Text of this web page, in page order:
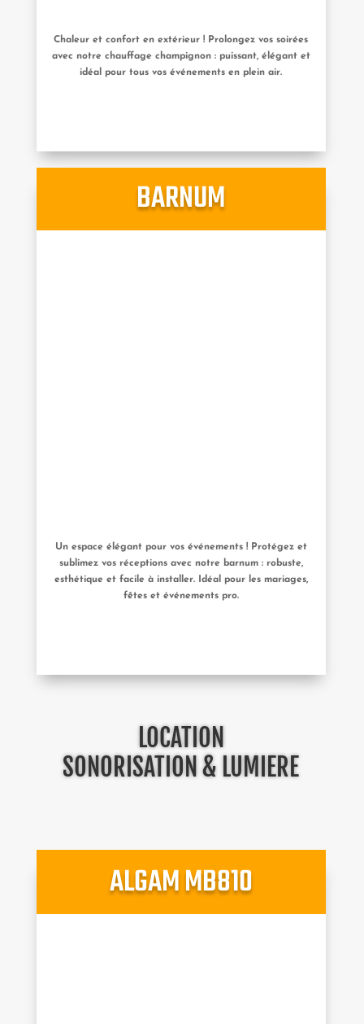
Chaleur et confort en extérieur ! Prolongez vos soirées
avec notre chauffage champignon : puissant, élégant et
idéal pour tous vos événements en plein air.
BARNUM
Un espace élégant pour vos événements ! Protégez et
sublimez vos réceptions avec notre barnum : robuste,
esthétique et facile à installer. Idéal pour les mariages,
fêtes et événements pro.
LOCATION
SONORISATION & LUMIERE
ALGAM MB810